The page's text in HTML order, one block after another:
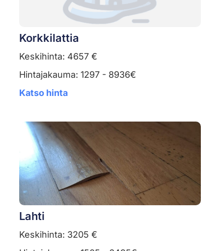
Korkkilattia
Keskihinta: 4657 €
Hintajakauma: 1297 - 8936€
Katso hinta
Lahti
Keskihinta: 3205 €